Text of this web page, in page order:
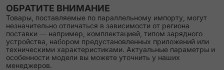
ОБРАТИТЕ ВНИМАНИЕ
Товары, поставляемые по параллельному импорту, могут
незначительно отличаться в зависимости от региона
поставки — например, комплектацией, типом зарядного
устройства, набором предустановленных приложений или
техническими характеристиками. Актуальные параметры и
особенности модели вы можете уточнить у наших
менеджеров.